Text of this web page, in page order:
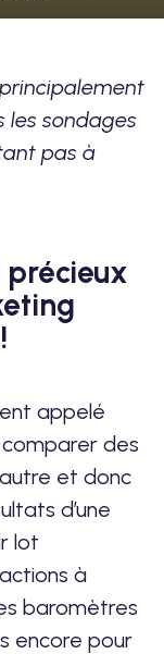
les sondages
pas à
appelé
des
et donc
d’une
lot
à
baromètres
encore pour